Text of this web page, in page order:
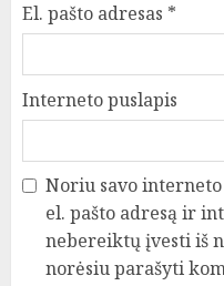
El. pašto adresas *
Interneto puslapis
Noriu savo
el. pašto adresą ir
nebereiktų įvesti iš
norėsiu parašyti